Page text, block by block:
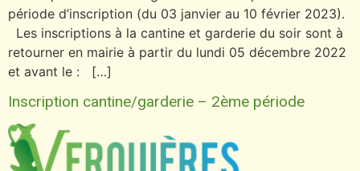
période d’inscription (du 03 janvier au 10 février 2023).
Les inscriptions à la cantine et garderie du soir sont à
retourner en mairie à partir du lundi 05 décembre 2022
et avant le : […]
Inscription cantine/garderie – 2ème période